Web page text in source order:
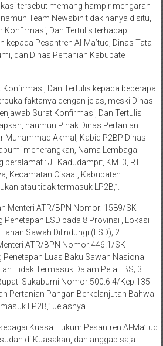
Konfirmasi, Dan Tertulis terhadap
kepada Pesantren Al-Ma’tuq, Dinas Tata
dan Dinas Pertanian Kabupate
Dan Tertulis kepada beberapa
Surat Konfirmasi, Dan Tertulis
naumun Pihak Dinas Pertanian
Muhammad Akmal, Kabid P2BP Dinas
menerangkan, Nama Lembaga:
beralamat : Jl. Kadudampit, KM. 3, RT.
Kecamatan Cisaat, Kabupaten
atau tidak termasuk LP2B,”.
Menteri ATR/BPN Nomor: 1589/SK-
Sawah Dilindungi (LSD); 2.
ATR/BPN Nomor:446.1/SK-
Luas Baku Sawah Nasional
Tidak Termasuk Dalam Peta LBS; 3.
Sukabumi Nomor:500.6.4/Kep.135-
Pertanian Pangan Berkelanjutan Bahwa
LP2B,” Jelasnya.
Kuasa Hukum Pesantren Al-Ma’tuq
dari yang telah di ajukan terhadap
semenjak awalnya kami di Konfirmasi